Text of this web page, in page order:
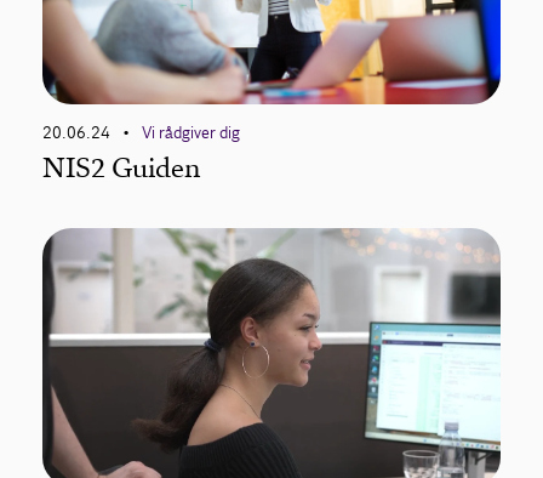
20.06.24 • Vi rådgiver dig
NIS2 Guiden